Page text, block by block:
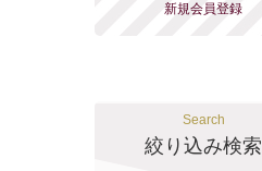
新規会員登録
Search
絞り込み検索